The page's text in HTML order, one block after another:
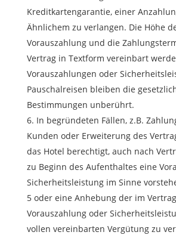
Kreditkartengarantie, einer
Ähnlichem zu verlangen. Die Höhe
Vorauszahlung und die
Vertrag in Textform vereinbart
Vorauszahlungen oder
Pauschalreisen bleiben die
Bestimmungen unberührt.
In begründeten Fällen, z.B.
Kunden oder Erweiterung des
das Hotel berechtigt, auch nach
zu Beginn des Aufenthaltes eine
Sicherheitsleistung im Sinne
5 oder eine Anhebung der im
Vorauszahlung oder
vollen vereinbarten Vergütung zu